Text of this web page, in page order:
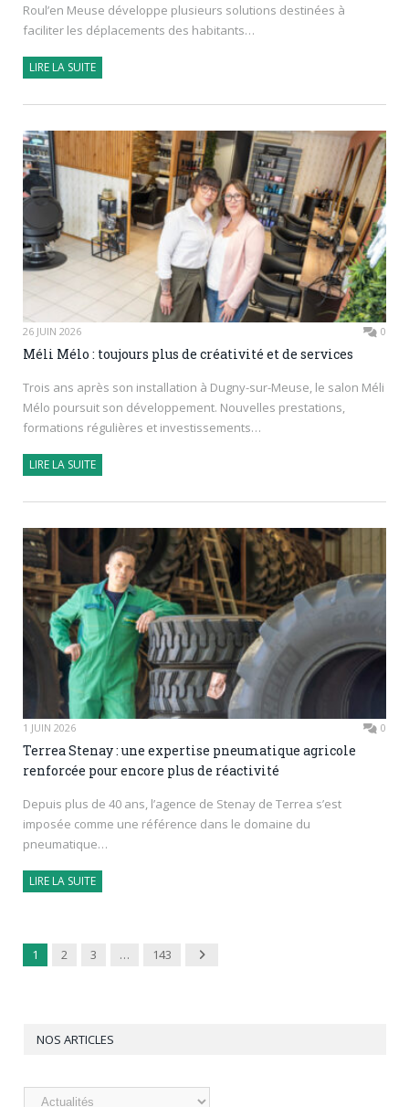
Roul’en Meuse développe plusieurs solutions destinées à
faciliter les déplacements des habitants…
LIRE LA SUITE
26 JUIN 2026 0
Méli Mélo : toujours plus de créativité et de services
Trois ans après son installation à Dugny-sur-Meuse, le salon Méli
Mélo poursuit son développement. Nouvelles prestations,
formations régulières et investissements…
LIRE LA SUITE
1 JUIN 2026 0
Terrea Stenay : une expertise pneumatique agricole
renforcée pour encore plus de réactivité
Depuis plus de 40 ans, l’agence de Stenay de Terrea s’est
imposée comme une référence dans le domaine du
pneumatique…
LIRE LA SUITE
1 2 3 … 143 Next
NOS ARTICLES
Nos